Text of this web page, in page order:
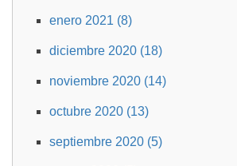
enero 2021 (8)
diciembre 2020 (18)
noviembre 2020 (14)
octubre 2020 (13)
septiembre 2020 (5)